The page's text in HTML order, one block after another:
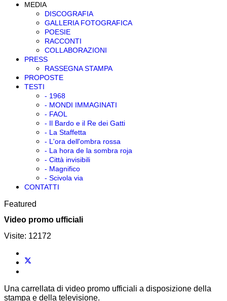
MEDIA
DISCOGRAFIA
GALLERIA FOTOGRAFICA
POESIE
RACCONTI
COLLABORAZIONI
PRESS
RASSEGNA STAMPA
PROPOSTE
TESTI
- 1968
- MONDI IMMAGINATI
- FAOL
- Il Bardo e il Re dei Gatti
- La Staffetta
- L'ora dell'ombra rossa
- La hora de la sombra roja
- Città invisibili
- Magnifico
- Scivola via
CONTATTI
Featured
Video promo ufficiali
Visite: 12172
Una carrellata di video promo ufficiali a disposizione della
stampa e della televisione.